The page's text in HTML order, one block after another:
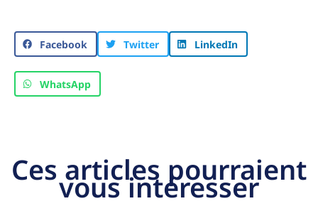
Facebook Twitter LinkedIn
WhatsApp
Ces articles pourraient
vous intéresser